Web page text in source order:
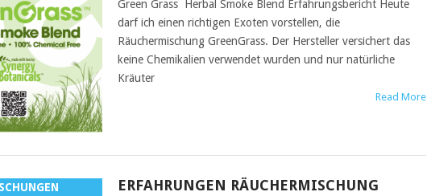
Green Grass Herbal Smoke Blend Erfahrungsbericht Heute
darf ich einen richtigen Exoten vorstellen, die
Räuchermischung GreenGrass. Der Hersteller versichert das
keine Chemikalien verwendet wurden und nur natürliche
Kräuter
Read More
ERFAHRUNGEN RÄUCHERMISCHUNG